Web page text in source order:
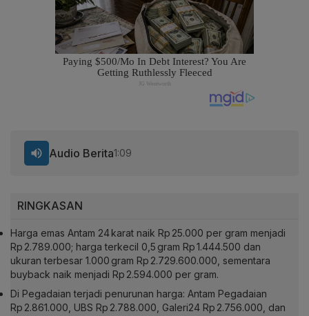
RINGKASAN
Harga emas Antam 24 karat naik Rp 25.000 per gram menjadi
Rp 2.789.000; harga terkecil 0,5 gram Rp 1.444.500 dan
ukuran terbesar 1.000 gram Rp 2.729.600.000, sementara
buyback naik menjadi Rp 2.594.000 per gram.
Di Pegadaian terjadi penurunan harga: Antam Pegadaian
Rp 2.861.000, UBS Rp 2.788.000, Galeri24 Rp 2.756.000, dan
Audio Berita1:09